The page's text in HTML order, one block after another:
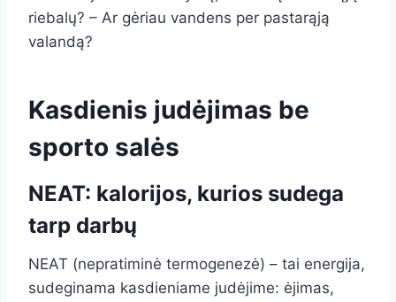
riebalų? – Ar gėriau vandens per pastarąją
valandą?
Kasdienis judėjimas be
sporto salės
NEAT: kalorijos, kurios sudega
tarp darbų
NEAT (nepratiminė termogenezė) – tai energija,
sudeginama kasdieniame judėjime: ėjimas,